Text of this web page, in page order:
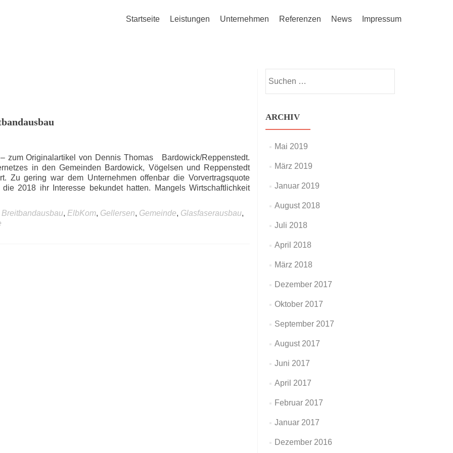
Startseite Leistungen Unternehmen Referenzen News Impressum
zum Originalartikel von Dennis Thomas Bardowick/Reppenstedt.
in den Gemeinden Bardowick, Vögelsen und Reppenstedt
Zu gering war dem Unternehmen offenbar die Vorvertragsquote
2018 ihr Interesse bekundet hatten. Mangels Wirtschaftlichkeit
Breitbandausbau, ElbKom, Gellersen, Gemeinde, Glasfaserausbau,
nach:
ARCHIV
Mai 2019
März 2019
Januar 2019
August 2018
Juli 2018
April 2018
März 2018
Dezember 2017
Oktober 2017
September 2017
August 2017
Juni 2017
April 2017
Februar 2017
Januar 2017
Dezember 2016